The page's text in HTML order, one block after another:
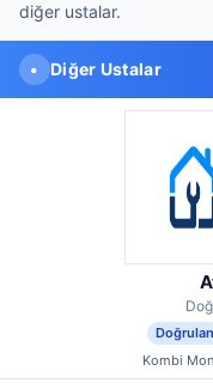
diğer ustalar.
• Diğer Ustalar
Kombi